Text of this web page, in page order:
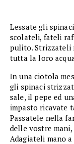
Lessate gli
scolateli, fateli
pulito. Strizzateli
tutta la loro
In una ciotola
gli spinaci
sale, il pepe ed
impasto ricavate
Passatele nella
delle vostre
Adagiateli mano